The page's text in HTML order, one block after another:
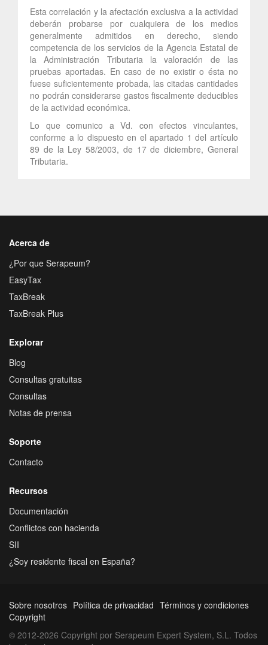
Esta correlación y la afectación exclusiva a la actividad
deberán probarse por cualquiera de los medios
generalmente admitidos en derecho, siendo
competencia de los servicios de la Agencia Estatal de
la Administración Tributaria la valoración de las
pruebas aportadas. En caso de no existir o ésta no
fuese suficientemente probada, las citadas cantidades
no podrán considerarse gastos fiscalmente deducibles
de la actividad económica.
Lo que comunico a Vd. con efectos vinculantes,
conforme a lo dispuesto en el apartado 1 del artículo
89 de la Ley 58/2003, de 17 de diciembre, General
Tributaria.
Acerca de
¿Por que Serapeum?
EasyTax
TaxBreak
TaxBreak Plus
Explorar
Blog
Consultas gratuitas
Consultas
Notas de prensa
Soporte
Contacto
Recursos
Documentación
Conflictos con hacienda
SII
¿Soy residente fiscal en España?
Sobre nosotros Política de privacidad Términos y condiciones
Copyright
© 2012-2026 Copyright por Serapeum Expert System, S.L. Todos